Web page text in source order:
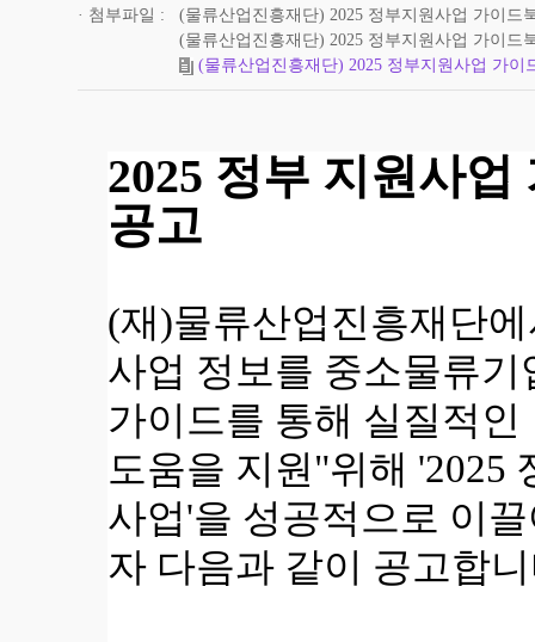
첨부파일
(물류산업진흥재단) 2025 정부지원사업 가이드
(물류산업진흥재단) 2025 정부지원사업 가이드
(물류산업진흥재단) 2025 정부지원사업 가이
2025 정부 지원사
공고
(재)물류산업진흥재단
사업 정보를 중소물류
가이드를 통해 실질적인
도움을 지원"위해 '2025
사업'을 성공적으로 이
자 다음과 같이 공고합